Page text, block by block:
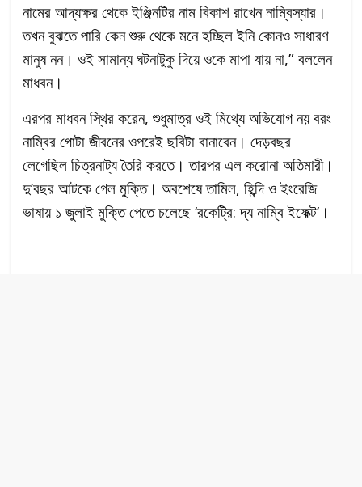
নামের আদ্যক্ষর থেকে ইঞ্জিনটির নাম বিকাশ রাখেন নাম্বিস্যার।
তখন বুঝতে পারি কেন শুরু থেকে মনে হচ্ছিল ইনি কোনও সাধারণ
মানুষ নন। ওই সামান্য ঘটনাটুকু দিয়ে ওকে মাপা যায় না,” বললেন
মাধবন।
এরপর মাধবন স্থির করেন, শুধুমাত্র ওই মিথ্যে অভিযোগ নয় বরং
নাম্বির গোটা জীবনের ওপরেই ছবিটা বানাবেন। দেড়বছর
লেগেছিল চিত্রনাট্য তৈরি করতে। তারপর এল করোনা অতিমারী।
দু’বছর আটকে গেল মুক্তি। অবশেষে তামিল, হিন্দি ও ইংরেজি
ভাষায় ১ জুলাই মুক্তি পেতে চলেছে ‘রকেট্রি: দ্য নাম্বি ইফেক্ট’।